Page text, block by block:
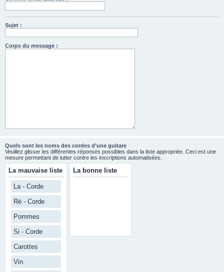
Sujet :
Corps du message :
Quels sont les noms des cordes d’une guitare
Veuillez glisser les différentes réponses possibles dans la liste appropriée. Ceci est une
mesure permettant de lutter contre les inscriptions automatisées.
La mauvaise liste
La - Corde
Ré - Corde
Pommes
Si - Corde
Carottes
Vin
La bonne liste